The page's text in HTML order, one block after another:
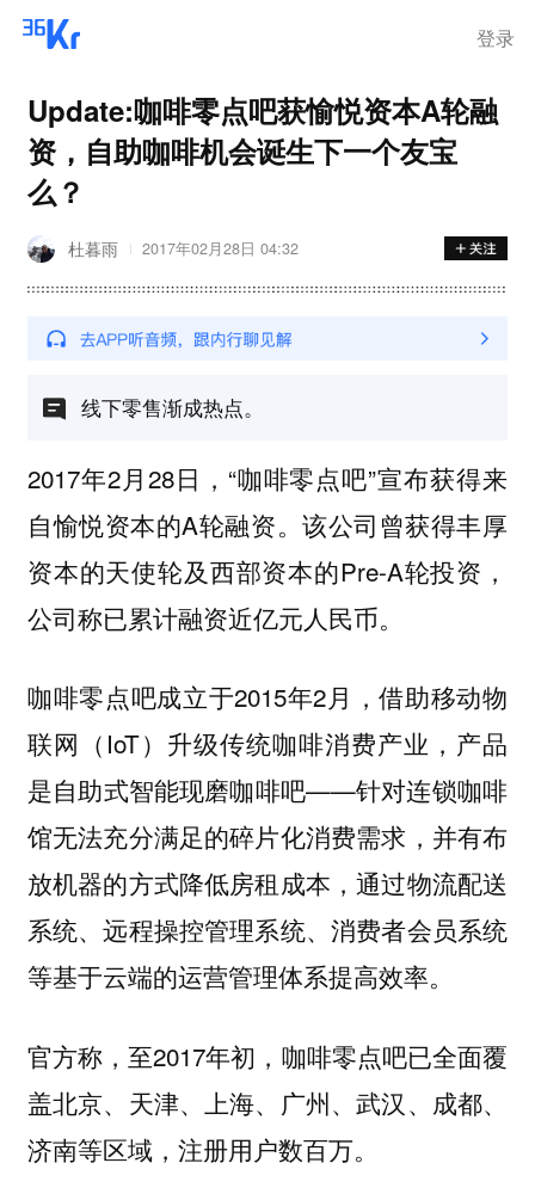
登录
Update:咖啡零点吧获愉悦资本A轮融
资，自助咖啡机会诞生下一个友宝
么？
杜暮雨 2017年02月28日 04:32
线下零售渐成热点。
2017年2月28日，“咖啡零点吧”宣布获得来
自愉悦资本的A轮融资。该公司曾获得丰厚
资本的天使轮及西部资本的Pre-A轮投资，
公司称已累计融资近亿元人民币。
咖啡零点吧成立于2015年2月，借助移动物
联网（IoT）升级传统咖啡消费产业，产品
是自助式智能现磨咖啡吧——针对连锁咖啡
馆无法充分满足的碎片化消费需求，并有布
放机器的方式降低房租成本，通过物流配送
系统、远程操控管理系统、消费者会员系统
等基于云端的运营管理体系提高效率。
官方称，至2017年初，咖啡零点吧已全面覆
盖北京、天津、上海、广州、武汉、成都、
济南等区域，注册用户数百万。